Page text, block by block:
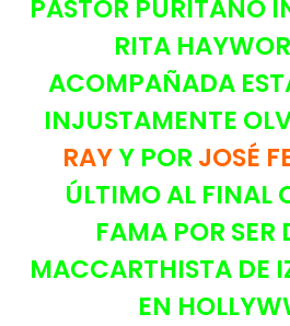
PASTOR PURITANO
RITA
ACOMPAÑADA
INJUSTAMENTE
RAYY POR JOSÉ
ÚLTIMO AL FINAL
FAMA POR SER
MACCARTHISTA DE
EN